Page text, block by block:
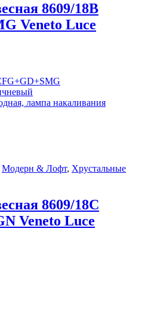
8609/18B
Veneto Luce
лампа накаливания
Модерн & Лофт, Хрустальные
8609/18C
Veneto Luce